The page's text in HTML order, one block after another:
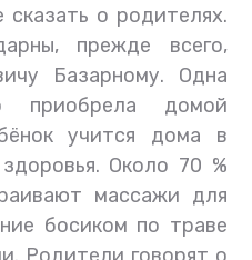
о родителях.
прежде всего,
Базарному. Одна
приобрела домой
учится дома в
Около 70 %
массажи для
босиком по траве